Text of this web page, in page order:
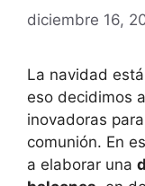
diciembre 16,
La navidad
eso decidimos
inovadoras
comunión. En
a elaborar una